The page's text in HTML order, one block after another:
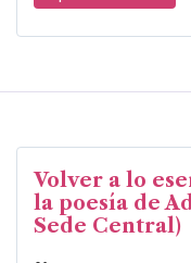
Volver a lo
la poesía de
Sede Central)